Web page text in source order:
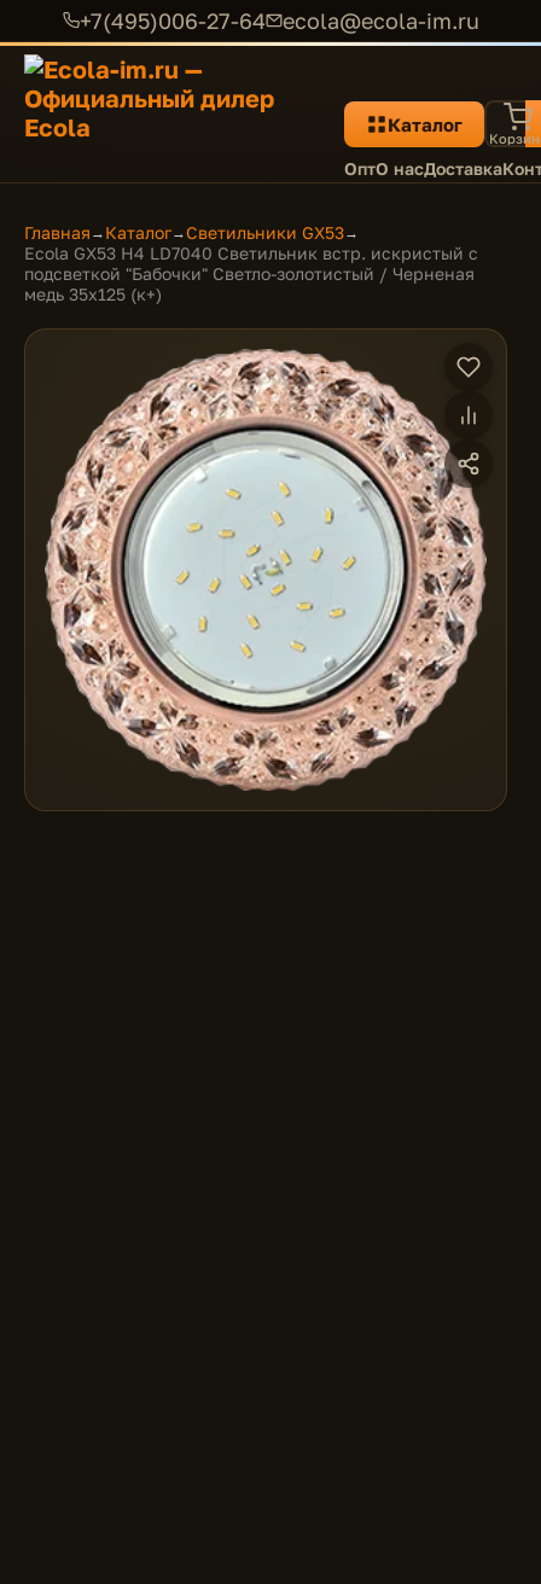
+7(495)006-27-64 ecola@ecola-im.ru
Каталог
ОптО насДоставка
Главная → Каталог→Светильники GX53→
Ecola GX53 H4 LD7040 Светильник встр. искристый с
подсветкой "Бабочки" Светло-золотистый / Черненая
медь 35x125 (к+)